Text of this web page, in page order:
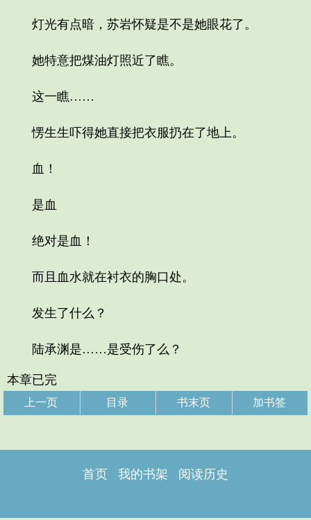
灯光有点暗，苏岩怀疑是不是她眼花了。
她特意把煤油灯照近了瞧。
这一瞧……
愣生生吓得她直接把衣服扔在了地上。
血！
是血
绝对是血！
而且血水就在衬衣的胸口处。
发生了什么？
陆承渊是……是受伤了么？
本章已完
上一页 目录 书末页 加书签
首页 我的书架 阅读历史